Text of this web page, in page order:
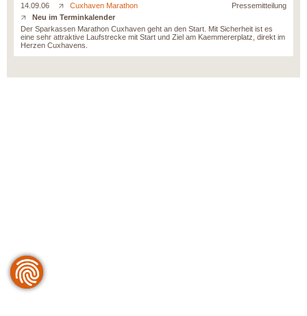
14.09.06 Cuxhaven Marathon
Pressemitteilung
Neu im Terminkalender
Der Sparkassen Marathon Cuxhaven geht an den Start. Mit Sicherheit ist es
eine sehr attraktive Laufstrecke mit Start und Ziel am Kaemmererplatz, direkt im
Herzen Cuxhavens.